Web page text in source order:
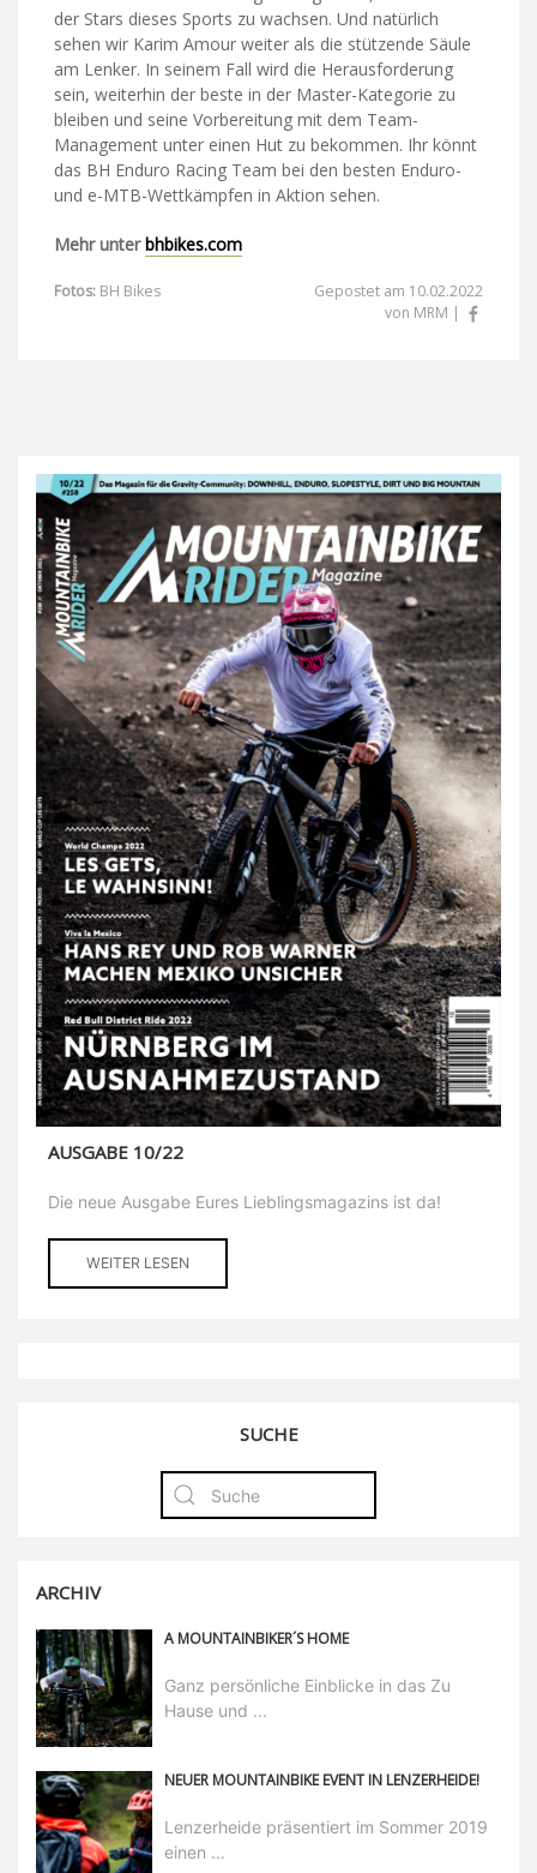
der Stars dieses Sports zu wachsen. Und natürlich
sehen wir Karim Amour weiter als die stützende Säule
am Lenker. In seinem Fall wird die Herausforderung
sein, weiterhin der beste in der Master-Kategorie zu
bleiben und seine Vorbereitung mit dem Team-
Management unter einen Hut zu bekommen. Ihr könnt
das BH Enduro Racing Team bei den besten Enduro-
und e-MTB-Wettkämpfen in Aktion sehen.
Mehr unter bhbikes.com
Fotos: BH Bikes
Gepostet am 10.02.2022
von MRM |
AUSGABE 10/22
Die neue Ausgabe Eures Lieblingsmagazins ist da!
WEITER LESEN
SUCHE
ARCHIV
A MOUNTAINBIKER´S HOME
Ganz persönliche Einblicke in das Zu
Hause und ...
NEUER MOUNTAINBIKE EVENT IN LENZERHEIDE!
Lenzerheide präsentiert im Sommer 2019
einen ...